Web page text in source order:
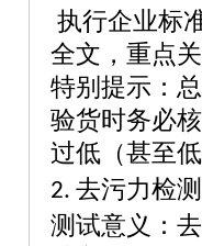
执行企业标
全文，重点
特别提示：
验货时务必
过低（甚至
2. 去污力检
测试意义：